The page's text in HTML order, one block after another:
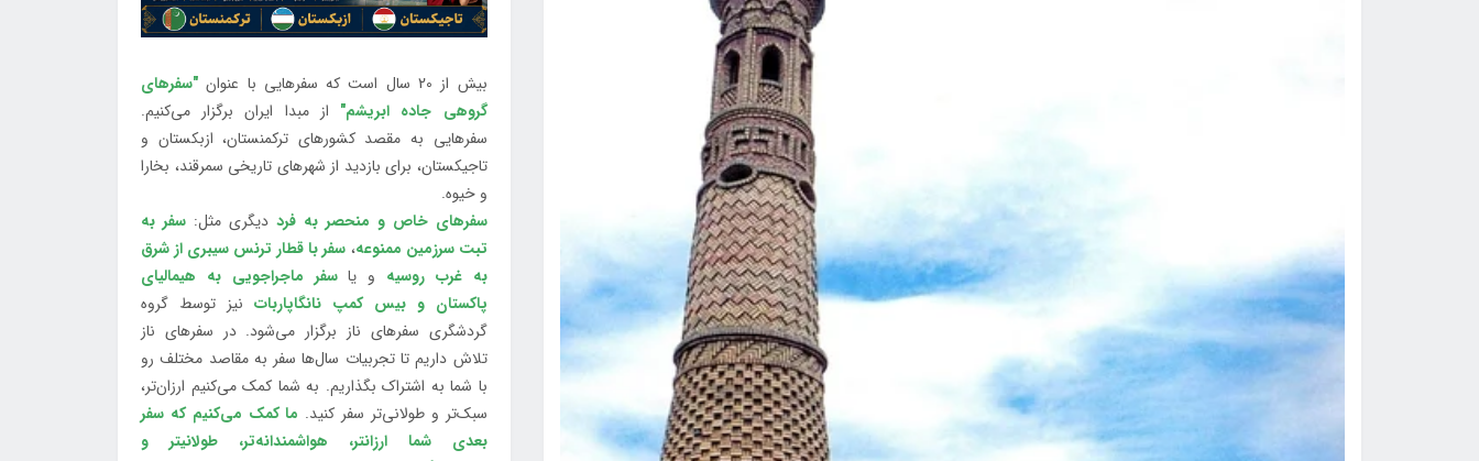
بیش از 20 سال است که سفرهایی با عنوان
"سفرهای
گروهی جاده ابریشم" از مبدا ایران برگزار می‌کنیم.
سفرهایی به مقصد کشورهای ترکمنستان، ازبکستان و
تاجیکستان، برای بازدید از شهرهای تاریخی سمرقند، بخارا
و خیوه.
سفرهای خاص و منحصر به فرددیگری مثل:سفر به
تبت سرزمین ممنوعه، سفر با قطار ترنس سیبری از شرق
به غرب روسیه و یاسفر ماجراجویی به هیمالیای
پاکستان و بیس کمپ نانگاپاربات نیز توسط گروه
گردشگری سفرهای ناز برگزار می‌شود. در سفرهای ناز
تلاش داریم تا تجربیات سال‌ها سفر به مقاصد مختلف رو
با شما به اشتراک بگذاریم. به شما کمک می‌کنیم ارزان‌تر،
سبک‌تر و طولانی‌تر سفر کنید. ما کمک می‌کنیم که سفر
بعدی شما ارزانتر، هواشمندانه‌تر، طولانی‎تر و